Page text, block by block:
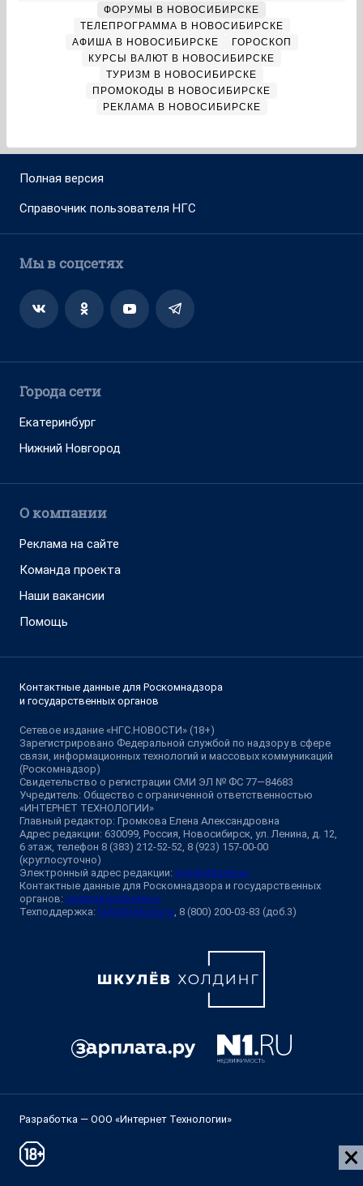
ФОРУМЫ В НОВОСИБИРСКЕ
ТЕЛЕПРОГРАММА В НОВОСИБИРСКЕ
АФИША В НОВОСИБИРСКЕ
ГОРОСКОП
КУРСЫ ВАЛЮТ В НОВОСИБИРСКЕ
ТУРИЗМ В НОВОСИБИРСКЕ
ПРОМОКОДЫ В НОВОСИБИРСКЕ
РЕКЛАМА В НОВОСИБИРСКЕ
Полная версия
Справочник пользователя НГС
Мы в соцсетях
Города сети
Екатеринбург
Нижний Новгород
О компании
Реклама на сайте
Команда проекта
Наши вакансии
Помощь
Контактные данные для Роскомнадзора
и государственных органов
Сетевое издание «НГС.НОВОСТИ» (18+)
Зарегистрировано Федеральной службой по надзору в сфере
связи, информационных технологий и массовых коммуникаций
(Роскомнадзор)
Свидетельство о регистрации СМИ ЭЛ № ФС 77—84683
Учредитель: Общество с ограниченной ответственностью
«ИНТЕРНЕТ ТЕХНОЛОГИИ»
Главный редактор: Громкова Елена Александровна
Адрес редакции: 630099, Россия, Новосибирск, ул. Ленина, д. 12,
6 этаж, телефон 8 (383) 212-52-52, 8 (923) 157-00-00
(круглосуточно)
Электронный адрес редакции: ngs@shkulev.ru
Контактные данные для Роскомнадзора и государственных
органов: juristnsk@shkulev.ru
Техподдержка: help@shkulev.ru , 8 (800) 200-03-83 (доб.3)
Разработка — ООО «Интернет Технологии»